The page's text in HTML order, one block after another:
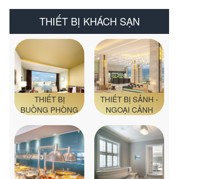
THIẾT BỊ KHÁCH SẠN
THIẾT BỊ
BUỒNG PHÒNG
THIẾT BỊ SẢNH -
NGOẠI CẢNH